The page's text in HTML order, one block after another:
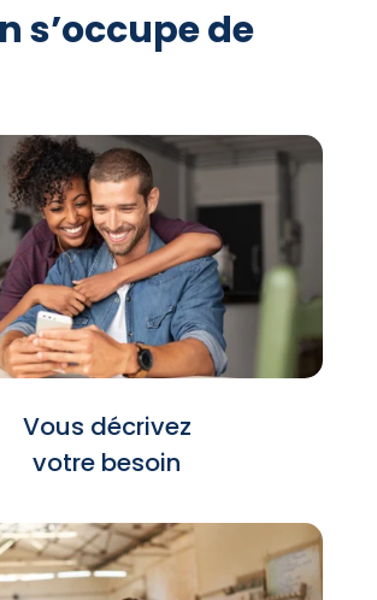
s’occupe de
Vous décrivez
votre besoin